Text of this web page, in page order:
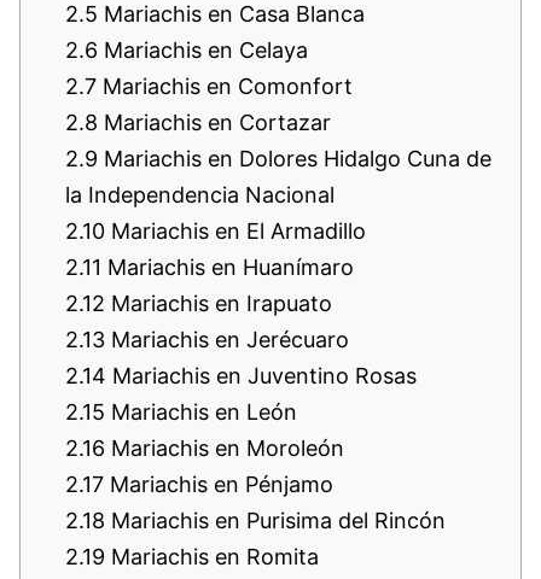
2.5 Mariachis en Casa Blanca
2.6 Mariachis en Celaya
2.7 Mariachis en Comonfort
2.8 Mariachis en Cortazar
2.9 Mariachis en Dolores Hidalgo Cuna de
la Independencia Nacional
2.10 Mariachis en El Armadillo
2.11 Mariachis en Huanímaro
2.12 Mariachis en Irapuato
2.13 Mariachis en Jerécuaro
2.14 Mariachis en Juventino Rosas
2.15 Mariachis en León
2.16 Mariachis en Moroleón
2.17 Mariachis en Pénjamo
2.18 Mariachis en Purisima del Rincón
2.19 Mariachis en Romita